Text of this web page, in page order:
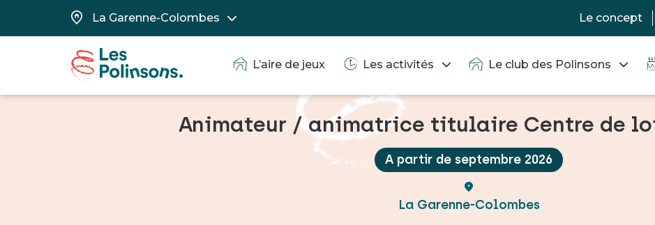
Le concept
L’aire de jeux Les activités Le club des Polinsons
Animateur / animatrice titulaire Centre de
A partir de septembre 2026
La Garenne-Colombes